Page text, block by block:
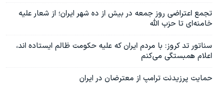
تجمع اعتراضی روز جمعه در بیش از ده شهر ایران؛ از شعار علیه
خامنه‌ای تا حزب الله
سناتور تد کروز: با مردم ایران که علیه حکومت ظالم ایستاده اند،
اعلام همبستگی می‌کنم
حمایت پرزیدنت ترامپ از معترضان در ایران